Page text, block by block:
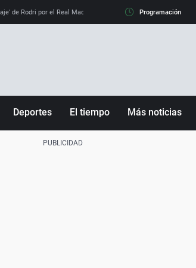
de Rodri por el Real Madrid y su 'sí' al Barça La llamada
Programación
Deportes El tiempo Más noticias